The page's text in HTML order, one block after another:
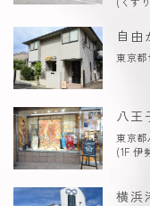
自由
東京都
八王
東京都
(1F 伊
横